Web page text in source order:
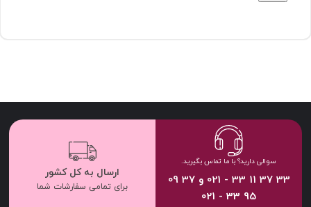
سوالی دارید؟ با ما تماس بگیرید.
33 37 11 33 - 021 و 37 09
95 33 - 021
ارسال به کل کشور
برای تمامی سفارشات شما